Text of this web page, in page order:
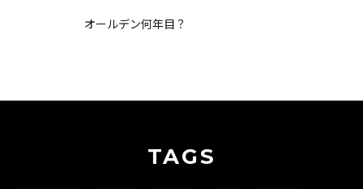
オールデン何年目？
TAGS